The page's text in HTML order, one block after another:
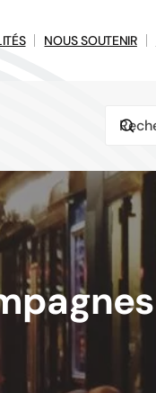
NOUS SOUTENIR